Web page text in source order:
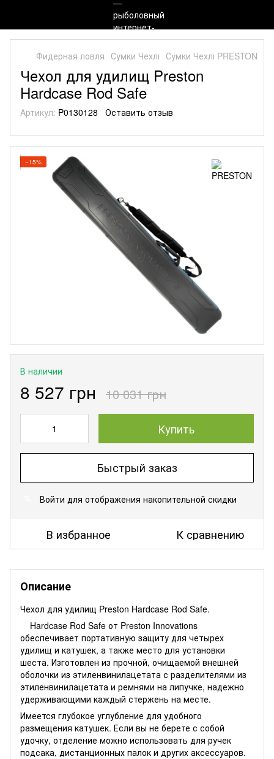
Фидерная ловля Сумки Чехлі Сумки Чехлі PRESTON
Чехол для удилищ Preston
Hardcase Rod Safe
Артикул: P0130128 Оставить отзыв
−15%
В наличии
8 527 грн 10 031 грн
Купить
Быстрый заказ
Войти для отображения накопительной скидки
В избранное К сравнению
Описание
Чехол для удилищ Preston Hardcase Rod Safe.
Hardcase Rod Safe от Preston Innovations
обеспечивает портативную защиту для четырех
удилищ и катушек, а также место для установки
шеста. Изготовлен из прочной, очищаемой внешней
оболочки из этиленвинилацетата с разделителями из
этиленвинилацетата и ремнями на липучке, надежно
удерживающими каждый стержень на месте.
Имеется глубокое углубление для удобного
размещения катушек. Если вы не берете с собой
удочку, отделение можно использовать для ручек
подсака, дистанционных палок и других аксессуаров.